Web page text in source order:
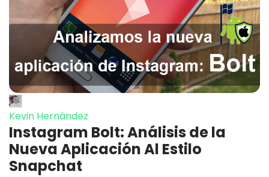
Kevin Hernández
Instagram Bolt: Análisis de la
Nueva Aplicación Al Estilo
Snapchat